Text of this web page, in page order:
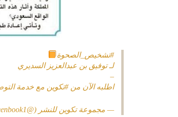
#تشخيص_الصحوة
لـ توفيق بن عبدالعزيز السديري
–
اطلبه الآن من#تكوين مع خدمة
— مجموعة تكوين للنشر (@tkweenbook1)